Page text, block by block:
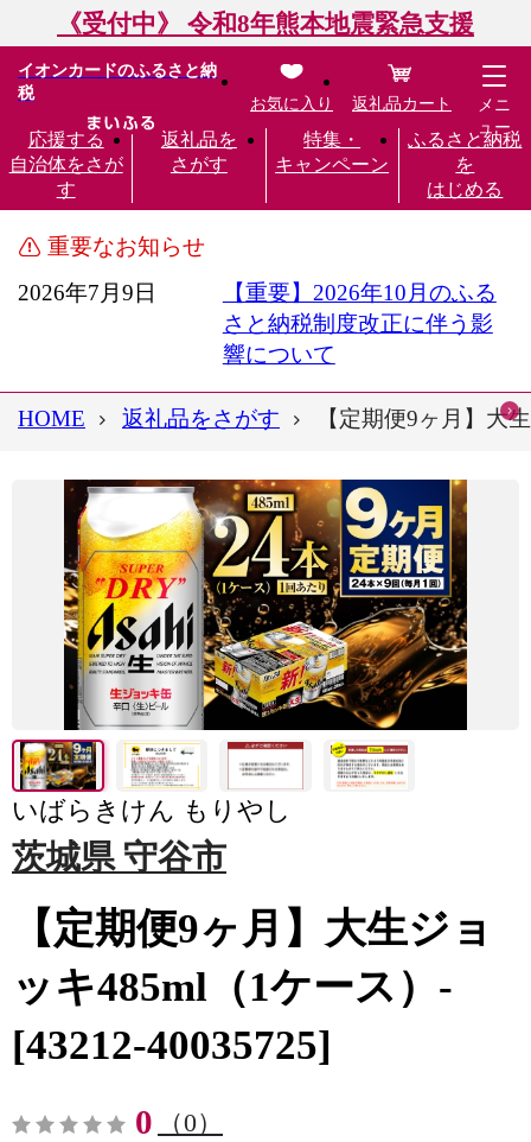
《受付中》 令和8年熊本地震緊急支援
イオンカードのふるさと納
税
応援する
自治体をさが
す
返礼品を
さがす
特集・
キャンペーン
ふるさと納税
を
はじめる
お気に入り 返礼品カート
メニ
ュー
重要なお知らせ
2026年7月9日
【重要】2026年10月のふる
さと納税制度改正に伴う影
響について
HOME 返礼品をさがす 【定期便9ヶ月】大
いばらきけん もりやし
茨城県 守谷市
【定期便9ヶ月】大生ジョ
ッキ485ml（1ケース）-
[43212-40035725]
0 （0）